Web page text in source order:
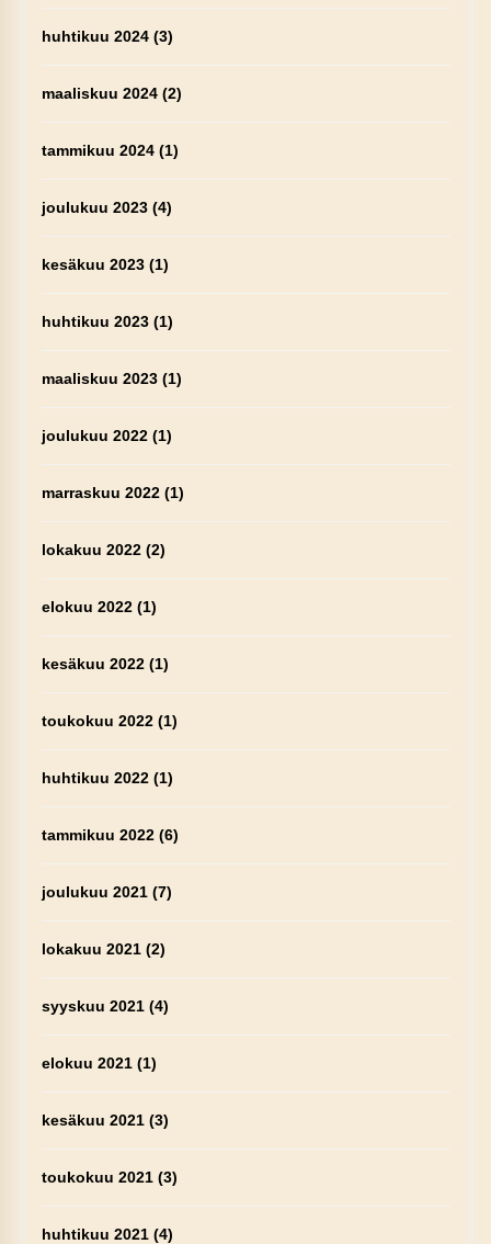
huhtikuu 2024(3)
maaliskuu 2024(2)
tammikuu 2024(1)
joulukuu 2023(4)
kesäkuu 2023(1)
huhtikuu 2023(1)
maaliskuu 2023(1)
joulukuu 2022(1)
marraskuu 2022(1)
lokakuu 2022(2)
elokuu 2022(1)
kesäkuu 2022(1)
toukokuu 2022(1)
huhtikuu 2022(1)
tammikuu 2022(6)
joulukuu 2021(7)
lokakuu 2021(2)
syyskuu 2021(4)
elokuu 2021(1)
kesäkuu 2021(3)
toukokuu 2021(3)
huhtikuu 2021(4)